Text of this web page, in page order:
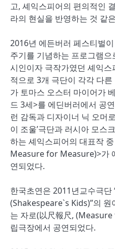
고, 셰익스피어의 편의적인
라의 현실을 반영하는 것 같
2016년 에든버러 페스티벌
주기를 기념하는 프로그램
시인이자 극작가였던 셰익
적으로 3개 극단이 각각 다
가 토마스 오스터 마이어가
드 3세>를 에딘버러에서 공
런 감독과 디자이너 닉 오머
이 조울’극단과 러시아 모스
하는 셰익스피어의 대표작
Measure for Measure)>가
연되었다.
한국초연은 2011년교수극단
(Shakespeare`s Kids)”의 원
는 자로(以尺報尺,
립극장에서 공연되었다.